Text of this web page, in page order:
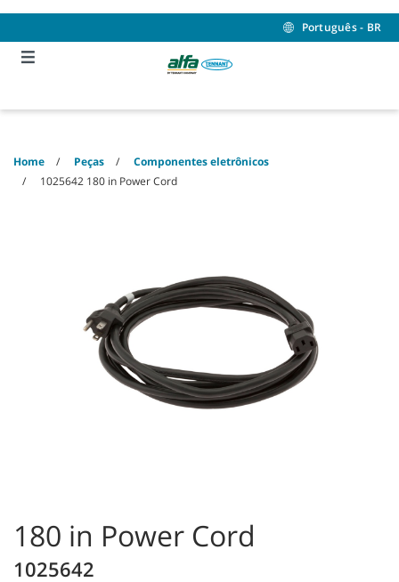
content
navigation
menu
Português - BR
Home Peças
Componentes eletrônicos
1025642 180 in Power Cord
180 in Power Cord
1025642